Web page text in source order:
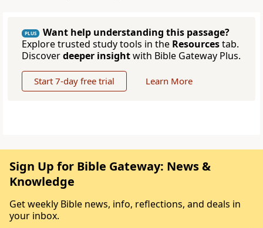
PLUS
Want help understanding this passage?
Explore trusted study tools in the Resourcestab.
Discoverdeeper insightwith Bible Gateway Plus.
Start 7-day free trial Learn More
Sign Up for Bible Gateway: News &
Knowledge
Get weekly Bible news, info, reflections, and deals in
your inbox.